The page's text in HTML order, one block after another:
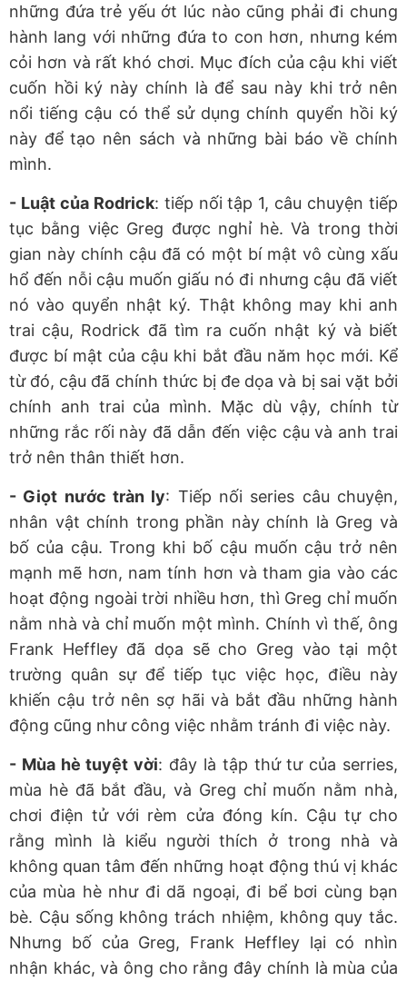
những đứa trẻ yếu ớt lúc nào cũng phải đi chung
hành lang với những đứa to con hơn, nhưng kém
cỏi hơn và rất khó chơi. Mục đích của cậu khi viết
cuốn hồi ký này chính là để sau này khi trở nên
nổi tiếng cậu có thể sử dụng chính quyển hồi ký
này để tạo nên sách và những bài báo về chính
mình.
- Luật của Rodrick: tiếp nối tập 1, câu chuyện tiếp
tục bằng việc Greg được nghỉ hè. Và trong thời
gian này chính cậu đã có một bí mật vô cùng xấu
hổ đến nỗi cậu muốn giấu nó đi nhưng cậu đã viết
nó vào quyển nhật ký. Thật không may khi anh
trai cậu, Rodrick đã tìm ra cuốn nhật ký và biết
được bí mật của cậu khi bắt đầu năm học mới. Kể
từ đó, cậu đã chính thức bị đe dọa và bị sai vặt bởi
chính anh trai của mình. Mặc dù vậy, chính từ
những rắc rối này đã dẫn đến việc cậu và anh trai
trở nên thân thiết hơn.
- Giọt nước tràn ly: Tiếp nối series câu chuyện,
nhân vật chính trong phần này chính là Greg và
bố của cậu. Trong khi bố cậu muốn cậu trở nên
mạnh mẽ hơn, nam tính hơn và tham gia vào các
hoạt động ngoài trời nhiều hơn, thì Greg chỉ muốn
nằm nhà và chỉ muốn một mình. Chính vì thế, ông
Frank Heffley đã dọa sẽ cho Greg vào tại một
trường quân sự để tiếp tục việc học, điều này
khiến cậu trở nên sợ hãi và bắt đầu những hành
động cũng như công việc nhằm tránh đi việc này.
- Mùa hè tuyệt vời: đây là tập thứ tư của serries,
mùa hè đã bắt đầu, và Greg chỉ muốn nằm nhà,
chơi điện tử với rèm cửa đóng kín. Cậu tự cho
rằng mình là kiểu người thích ở trong nhà và
không quan tâm đến những hoạt động thú vị khác
của mùa hè như đi dã ngoại, đi bể bơi cùng bạn
bè. Cậu sống không trách nhiệm, không quy tắc.
Nhưng bố của Greg, Frank Heffley lại có nhìn
nhận khác, và ông cho rằng đây chính là mùa của